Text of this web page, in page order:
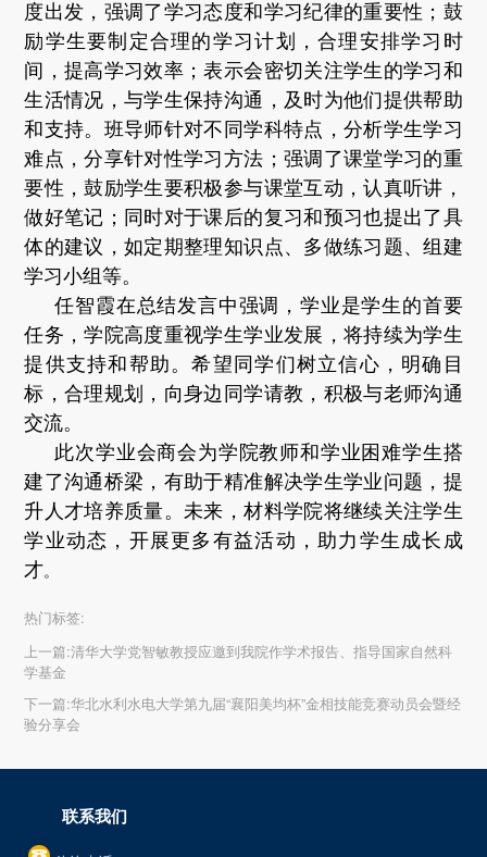
度出发，强调了学习态度和学习纪律的重要性；鼓
励学生要制定合理的学习计划，合理安排学习时
间，提高学习效率；表示会密切关注学生的学习和
生活情况，与学生保持沟通，及时为他们提供帮助
和支持。班导师针对不同学科特点，分析学生学习
难点，分享针对性学习方法；强调了课堂学习的重
要性，鼓励学生要积极参与课堂互动，认真听讲，
做好笔记；同时对于课后的复习和预习也提出了具
体的建议，如定期整理知识点、多做练习题、组建
学习小组等。
任智霞在总结发言中强调，学业是学生的首要
任务，学院高度重视学生学业发展，将持续为学生
提供支持和帮助。希望同学们树立信心，明确目
标，合理规划，向身边同学请教，积极与老师沟通
交流。
此次学业会商会为学院教师和学业困难学生搭
建了沟通桥梁，有助于精准解决学生学业问题，提
升人才培养质量。未来，材料学院将继续关注学生
学业动态，开展更多有益活动，助力学生成长成
才。
热门标签:
上一篇:清华大学党智敏教授应邀到我院作学术报告、指导国家自然科
学基金
下一篇:华北水利水电大学第九届“襄阳美均杯”金相技能竞赛动员会暨经
验分享会
联系我们